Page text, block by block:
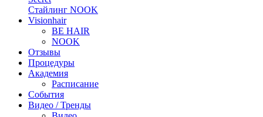
Стайлинг NOOK
Visionhair
BE HAIR
NOOK
Отзывы
Процедуры
Академия
Расписание
События
Видео / Тренды